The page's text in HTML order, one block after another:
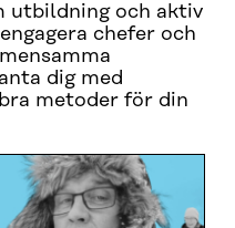
utbildning och aktiv
chefer och
dig med
metoder för din